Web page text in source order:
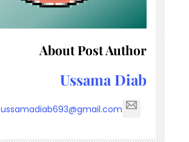
About Post Author
Ussama Diab
ussamadiab693@gmail.com